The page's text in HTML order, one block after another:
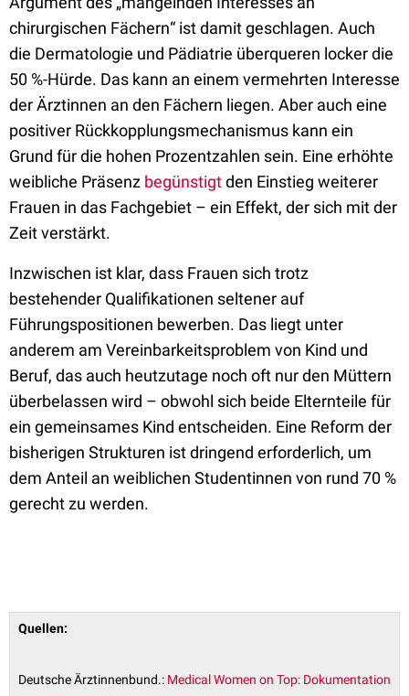
chirurgischen Fächern“ ist damit geschlagen. Auch
die Dermatologie und Pädiatrie überqueren locker die
50 %-Hürde. Das kann an einem vermehrten Interesse
der Ärztinnen an den Fächern liegen. Aber auch eine
positiver Rückkopplungsmechanismus kann ein
Grund für die hohen Prozentzahlen sein. Eine erhöhte
weibliche Präsenz begünstigtden Einstieg weiterer
Frauen in das Fachgebiet – ein Effekt, der sich mit der
Zeit verstärkt.
Inzwischen ist klar, dass Frauen sich trotz
bestehender Qualifikationen seltener auf
Führungspositionen bewerben. Das liegt unter
anderem am Vereinbarkeitsproblem von Kind und
Beruf, das auch heutzutage noch oft nur den Müttern
überbelassen wird – obwohl sich beide Elternteile für
ein gemeinsames Kind entscheiden. Eine Reform der
bisherigen Strukturen ist dringend erforderlich, um
dem Anteil an weiblichen Studentinnen von rund 70 %
gerecht zu werden.
Quellen:
Deutsche Ärztinnenbund.: Medical Women on Top: Dokumentation